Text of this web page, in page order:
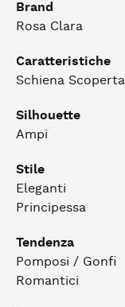
Brand
Rosa Clara
Caratteristiche
Schiena Scoperta
Silhouette
Ampi
Stile
Eleganti
Principessa
Tendenza
Pomposi / Gonfi
Romantici